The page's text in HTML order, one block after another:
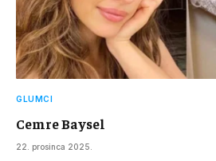
GLUMCI
Cemre Baysel
22. prosinca 2025.